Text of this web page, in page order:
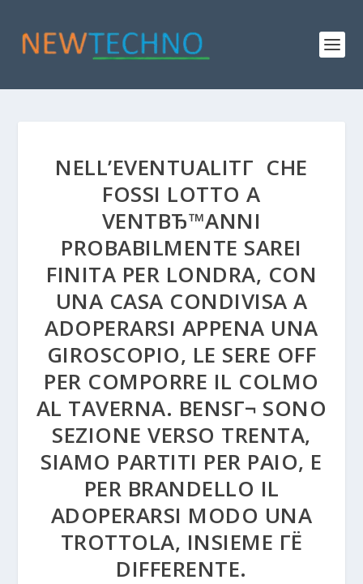
NELL’EVENTUALITГ CHE
FOSSI LOTTO A
VENTВЂ™ANNI
PROBABILMENTE SAREI
FINITA PER LONDRA, CON
UNA CASA CONDIVISA A
ADOPERARSI APPENA UNA
GIROSCOPIO, LE SERE OFF
PER COMPORRE IL COLMO
AL TAVERNA. BENSГ¬ SONO
SEZIONE VERSO TRENTA,
SIAMO PARTITI PER PAIO, E
PER BRANDELLO IL
ADOPERARSI MODO UNA
TROTTOLA, INSIEME ГЁ
DIFFERENTE.